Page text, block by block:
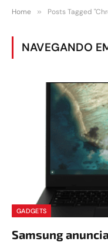
Home » Posts Tagged
NAVEGANDO
GADGETS
Samsung